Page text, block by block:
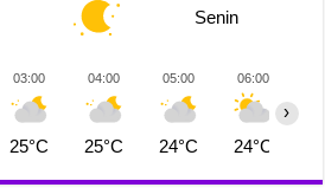
Senin
03:00
25°C
04:00
25°C
05:00
24°C
06:00
24°C
›